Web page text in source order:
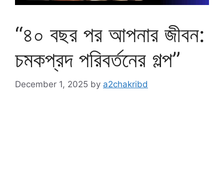
“৪০ বছর পর আপনার জীবন:
চমকপ্রদ পরিবর্তনের গল্প”
December 1, 2025 by a2chakribd